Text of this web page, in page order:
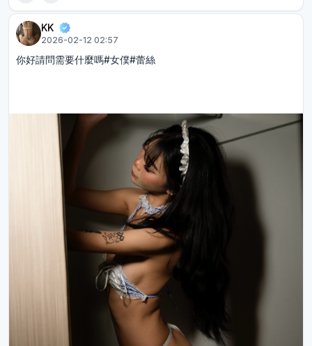
KK
2026-02-12 02:57
你好請問需要什麼嗎#女僕#蕾絲